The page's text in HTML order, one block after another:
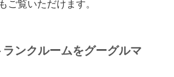
ご覧いただけます。
ンクルームをグーグルマ